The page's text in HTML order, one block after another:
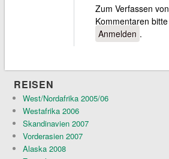
Zum Verfassen von
Kommentaren bitte
Anmelden .
REISEN
West/Nordafrika 2005/06
Westafrika 2006
Skandinavien 2007
Vorderasien 2007
Alaska 2008